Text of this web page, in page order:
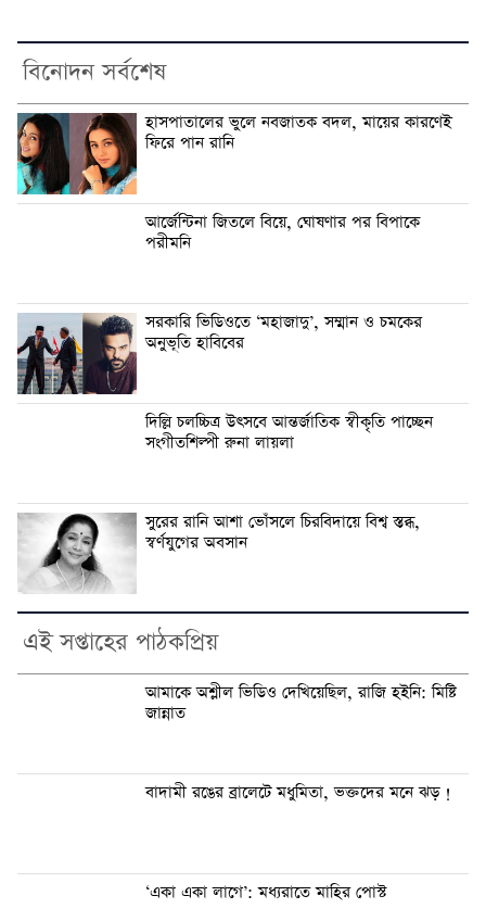
বিনোদন সর্বশেষ
হাসপাতালের ভুলে নবজাতক বদল, মায়ের কারণেই
ফিরে পান রানি
আর্জেন্টিনা জিতলে বিয়ে, ঘোষণার পর বিপাকে
পরীমনি
সরকারি ভিডিওতে ‘মহাজাদু’, সম্মান ও চমকের
অনুভূতি হাবিবের
দিল্লি চলচ্চিত্র উৎসবে আন্তর্জাতিক স্বীকৃতি পাচ্ছেন
সংগীতশিল্পী রুনা লায়লা
সুরের রানি আশা ভোঁসলে চিরবিদায়ে বিশ্ব স্তব্ধ,
স্বর্ণযুগের অবসান
এই সপ্তাহের পাঠকপ্রিয়
আমাকে অশ্লীল ভিডিও দেখিয়েছিল, রাজি হইনি: মিষ্টি
জান্নাত
বাদামী রঙের ব্রালেটে মধুমিতা, ভক্তদের মনে ঝড় !
‘একা একা লাগে’: মধ্যরাতে মাহির পোস্ট